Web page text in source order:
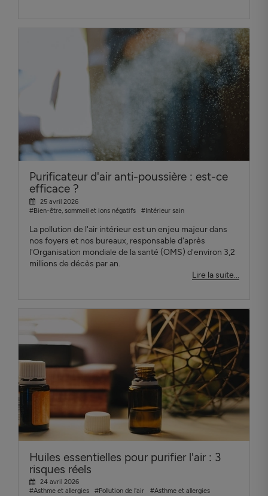
Purificateur d'air anti-poussière : est-ce
efficace ?
25 avril 2026
#Bien-être, sommeil et ions négatifs
#Intérieur sain
La pollution de l'air intérieur est un enjeu majeur dans
nos foyers et nos bureaux, responsable d'après
l'Organisation mondiale de la santé (OMS) d'environ 3,2
millions de décès par an.
Lire la suite...
Huiles essentielles pour purifier l'air : 3
risques réels
24 avril 2026
#Asthme et allergies
#Pollution de l'air #Asthme et allergies